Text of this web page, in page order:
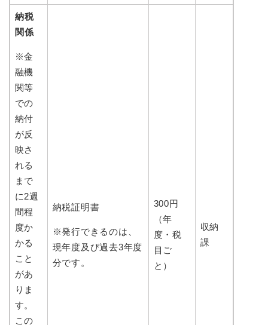
納税
関係
※金
融機
関等
での
納付
が反
映さ
れる
まで
に2週
間程
度か
かる
こと
があ
りま
す。
この
納税証明書
※発行できるのは、
現年度及び過去3年度
分です。
300円
（年
度・税
目ご
と）
収納
課